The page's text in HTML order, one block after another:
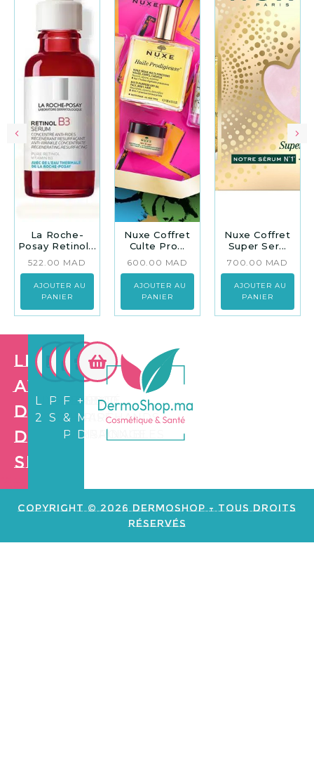
La Roche-
Posay Retinol...
522.00 MAD
AJOUTER AU
PANIER
Nuxe Coffret
Culte Pro...
600.00 MAD
AJOUTER AU
PANIER
Nuxe Coffret
Super Ser...
700.00 MAD
AJOUTER AU
PANIER
Les
avantages
de
Dermo
Shop
LIVRAISON
24/72H
PAIEMENT
SÉCURISÉ
FIDÉLITÉ
&
PARRAINAGE
+3.500
MARCHANDS
DISPONIBLES
Copyright © 2026 Dermoshop - Tous Droits
Réservés